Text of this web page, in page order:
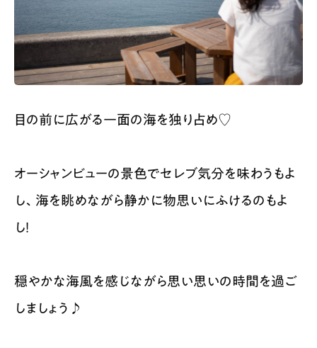
目の前に広がる一面の海を独り占め♡
オーシャンビューの景色でセレブ気分を味わうもよ
し、海を眺めながら静かに物思いにふけるのもよ
し！
穏やかな海風を感じながら思い思いの時間を過ご
しましょう♪